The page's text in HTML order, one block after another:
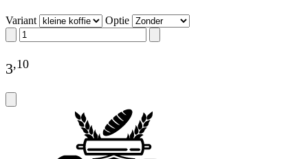
Variant Optie
3,10